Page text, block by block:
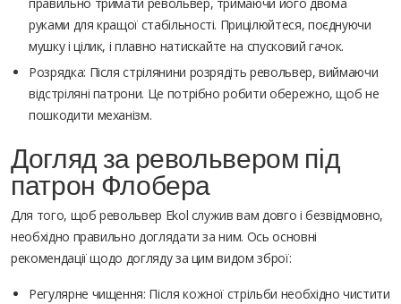
руками для кращої стабільності. Прицілюйтеся, поєднуючи
мушку і цілик, і плавно натискайте на спусковий гачок.
Розрядка: Після стрілянини розрядіть револьвер, виймаючи
відстріляні патрони. Це потрібно робити обережно, щоб не
пошкодити механізм.
Догляд за револьвером під
патрон Флобера
Для того, щоб револьвер Ekol служив вам довго і безвідмовно,
необхідно правильно доглядати за ним. Ось основні
рекомендації щодо догляду за цим видом зброї:
Регулярне чищення: Після кожної стрільби необхідно чистити